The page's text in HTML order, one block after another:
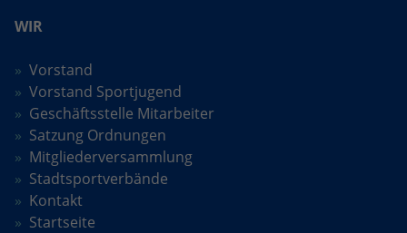
WIR
Vorstand
Vorstand Sportjugend
Geschäftsstelle Mitarbeiter
Satzung Ordnungen
Mitgliederversammlung
Stadtsportverbände
Kontakt
Startseite